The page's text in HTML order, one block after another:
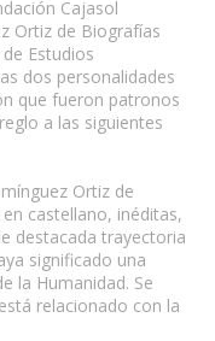
Cajasol
Ortiz de Biografías
Estudios
dos personalidades
que fueron patronos
a las siguientes
Ortiz de
castellano, inéditas,
destacada trayectoria
significado una
la Humanidad. Se
relacionado con la